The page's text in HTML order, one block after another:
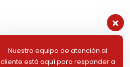
Nuestro equipo de atención al
cliente está aquí para responder a